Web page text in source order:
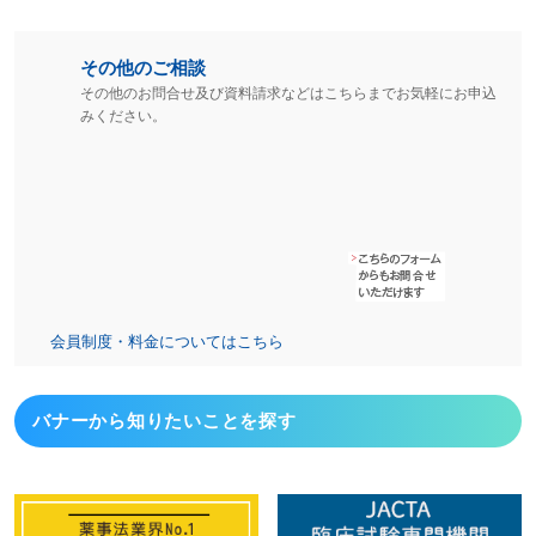
その他のご相談
その他のお問合せ及び資料請求などはこちらまでお気軽にお申込
みください。
会員制度・料金についてはこちら
バナーから知りたいことを探す